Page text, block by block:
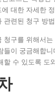
에 대한 자세한
관련된 청구 방
청구를 위해서
들이 궁금해합
할 수 있도록 도